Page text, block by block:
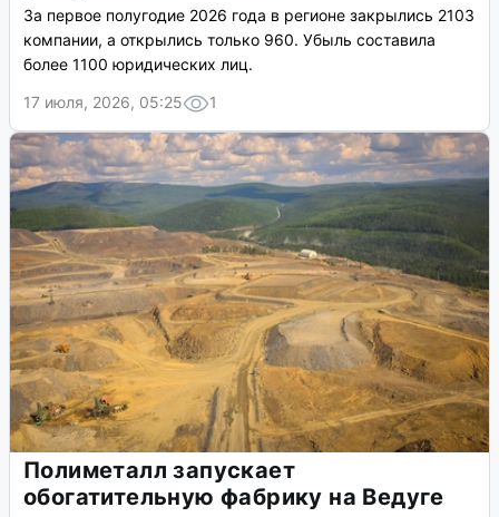
За первое полугодие 2026 года в регионе закрылись 2103
компании, а открылись только 960. Убыль составила
более 1100 юридических лиц.
17 июля, 2026, 05:25
1
Полиметалл запускает
обогатительную фабрику на Ведуге